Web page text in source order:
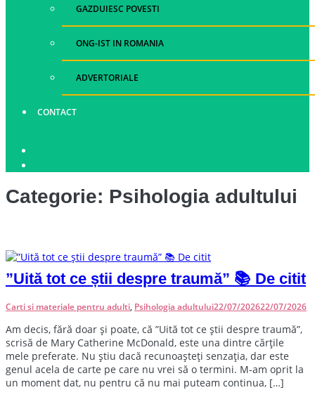
GAZDUIESC POVESTI
ONG-IST IN ROMANIA
ADVERTORIALE
CONTACT
Categorie: Psihologia adultului
”Uită tot ce știi despre traumă” 📚 De citit
Carti si materiale pentru adulti, Psihologia adultului22/07/202622/07/2026
Am decis, fără doar și poate, că ”Uită tot ce știi despre traumă”,
scrisă de Mary Catherine McDonald, este una dintre cărțile
mele preferate. Nu știu dacă recunoașteți senzația, dar este
genul acela de carte pe care nu vrei să o termini. M-am oprit la
un moment dat, nu pentru că nu mai puteam continua, […]